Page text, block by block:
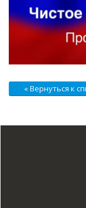
« Вернуться к